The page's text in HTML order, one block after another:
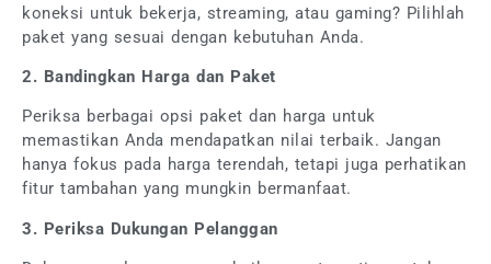
koneksi untuk bekerja, streaming, atau gaming? Pilihlah
paket yang sesuai dengan kebutuhan Anda.
2. Bandingkan Harga dan Paket
Periksa berbagai opsi paket dan harga untuk
memastikan Anda mendapatkan nilai terbaik. Jangan
hanya fokus pada harga terendah, tetapi juga perhatikan
fitur tambahan yang mungkin bermanfaat.
3. Periksa Dukungan Pelanggan